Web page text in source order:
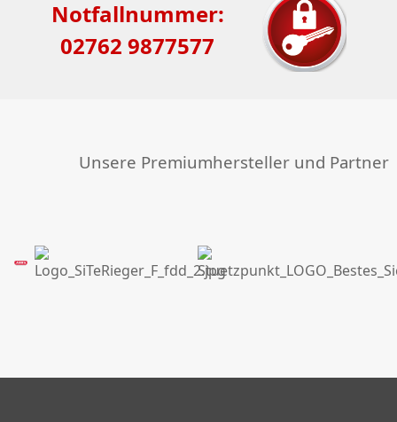
Notfallnummer:
02762 9877577
Unsere Premiumhersteller und Partner